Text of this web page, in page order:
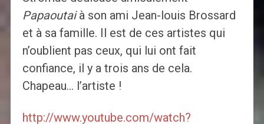
Papaoutaià son ami Jean-louis Brossard
et à sa famille. Il est de ces artistes qui
n’oublient pas ceux, qui lui ont fait
confiance, il y a trois ans de cela.
Chapeau… l’artiste !
http://www.youtube.com/watch?